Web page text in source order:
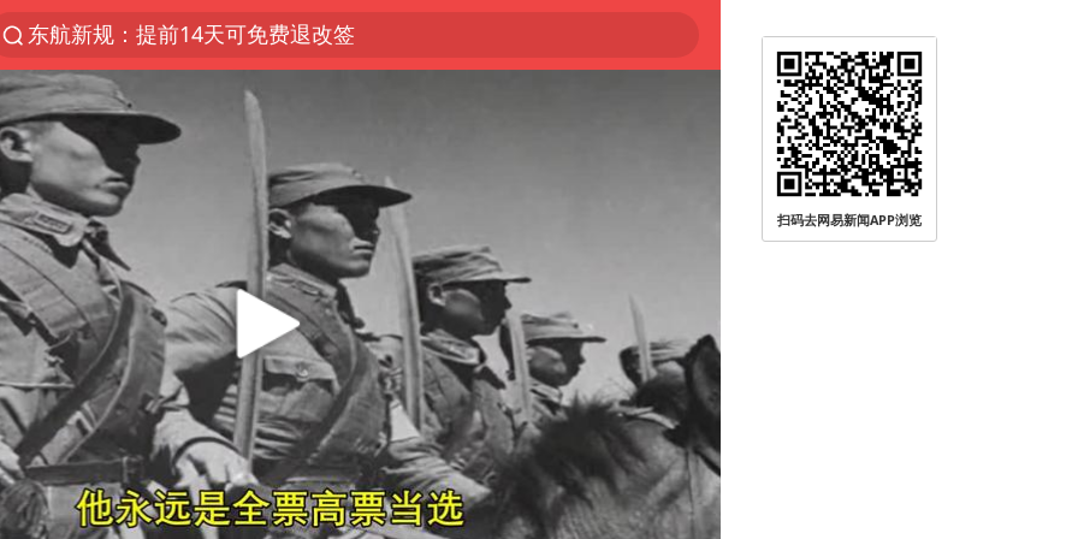
东航新规：提前14天可免费退改签
“电影+”如何激发千亿级消费新活力？
日本试射“战斧”导弹，国防部回应
台风白海豚中心风力增强
向鹏0-3不敌张本智和
百花奖开幕式
四川宜宾高县4.9级地震致1死
广东雷州通报特教老师招聘违规事件
山东一元代青花杯离奇失踪
“新疆阿勒泰八月能滑雪”不实
刘国正说向鹏打得很窝囊
扫码去网易新闻APP浏览